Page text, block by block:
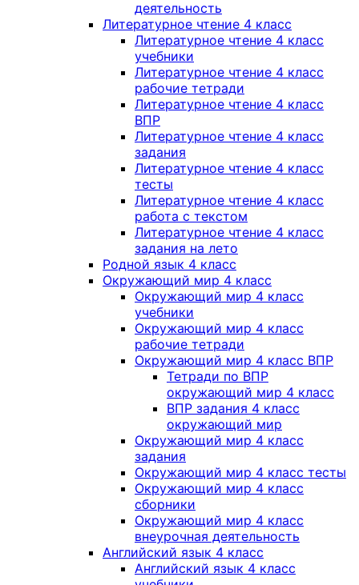
деятельность
Литературное чтение 4 класс
Литературное чтение 4 класс
учебники
Литературное чтение 4 класс
рабочие тетради
Литературное чтение 4 класс
ВПР
Литературное чтение 4 класс
задания
Литературное чтение 4 класс
тесты
Литературное чтение 4 класс
работа с текстом
Литературное чтение 4 класс
задания на лето
Родной язык 4 класс
Окружающий мир 4 класс
Окружающий мир 4 класс
учебники
Окружающий мир 4 класс
рабочие тетради
Окружающий мир 4 класс ВПР
Тетради по ВПР
окружающий мир 4 класс
ВПР задания 4 класс
окружающий мир
Окружающий мир 4 класс
задания
Окружающий мир 4 класс тесты
Окружающий мир 4 класс
сборники
Окружающий мир 4 класс
внеурочная деятельность
Английский язык 4 класс
Английский язык 4 класс